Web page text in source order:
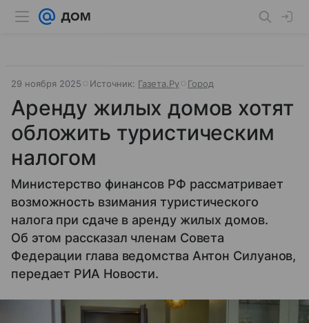
29 ноября 2025 Источник: Газета.Ру Город
Аренду жилых домов хотят
обложить туристическим
налогом
Министерство финансов РФ рассматривает
возможность взимания туристического
налога при сдаче в аренду жилых домов.
Об этом рассказал членам Совета
Федерации глава ведомства Антон Силуанов,
передает РИА Новости.